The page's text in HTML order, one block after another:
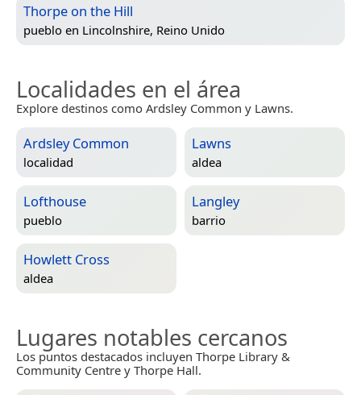
Thorpe on the Hill
pueblo en Lincolnshire, Reino Unido
Localidades en el área
Explore destinos como Ardsley Common y Lawns.
Ardsley Common
localidad
Lawns
aldea
Lofthouse
pueblo
Langley
barrio
Howlett Cross
aldea
Lugares notables cercanos
Los puntos destacados incluyen Thorpe Library &
Community Centre y Thorpe Hall.